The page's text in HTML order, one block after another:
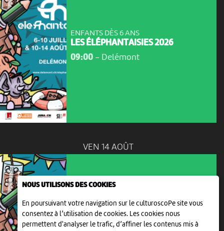
NOUS UTILISONS DES COOKIES
En poursuivant votre navigation sur le culturoscoPe site vous
consentez à l’utilisation de cookies. Les cookies nous
permettent d'analyser le trafic, d’affiner les contenus mis à
ENFANTS DÈS 6 ANS
LES ÉLÉPHANTAISIES 2026
09:00- Delémont
VEN 14 AOÛT
ENFANTS DÈS 6 ANS
LES ÉLÉPHANTAISIES 2026